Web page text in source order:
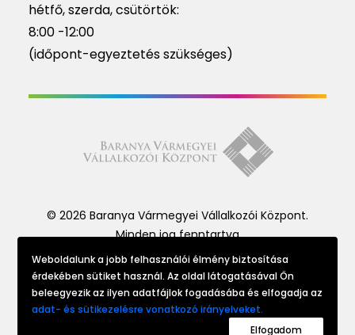
hétfő, szerda, csütörtök:
8:00 -12:00
(időpont-egyeztetés szükséges)
© 2026 Baranya Vármegyei Vállalkozói Központ.
Minden jog fenntartva
Website made by
Weboldalunk a jobb felhasználói élmény biztosítása
érdekében sütiket használ. Az oldal látogatásával Ön
beleegyezik az ilyen adatfájlok fogadásába és elfogadja az
adat- és sütikezelésre vonatkozó irányelveket.
Elfogadom